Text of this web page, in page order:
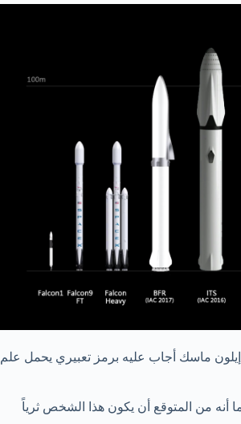
ماسك أجاب عليه برمز تعبيري يحمل علم
أنه من المتوقع أن يكون هذا الشخص ثرياً